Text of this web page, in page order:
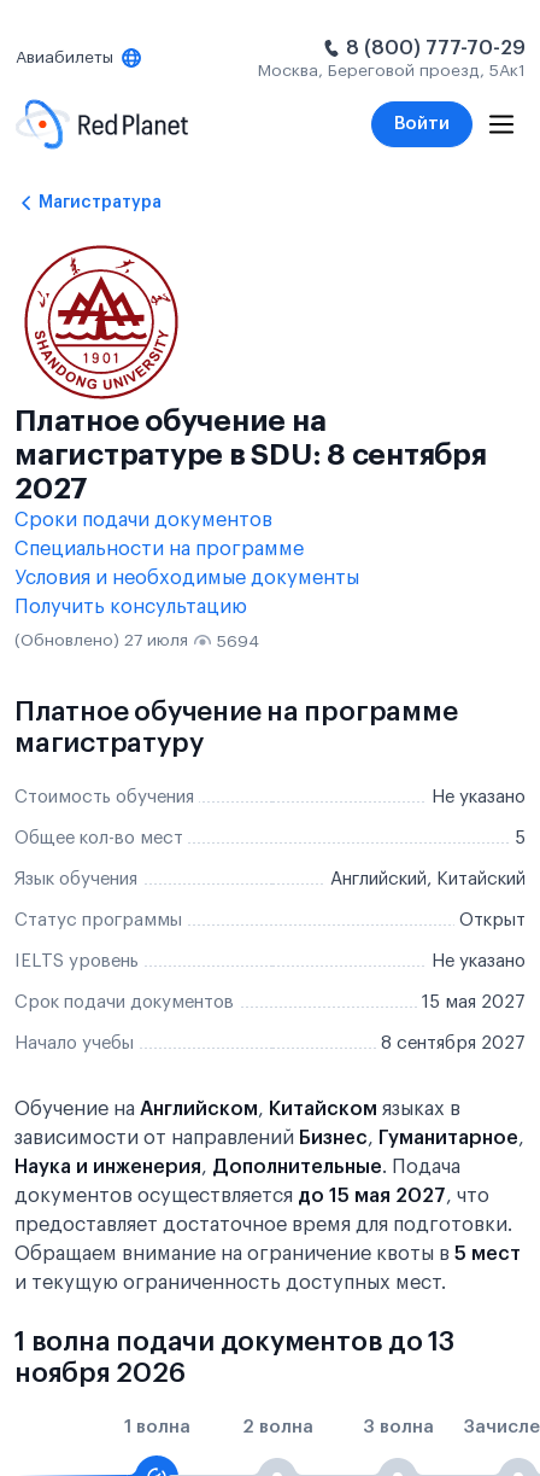
Авиабилеты 8 (800) 777-70-29
Москва, Береговой проезд, 5Ак1
Войти
Магистратура
Платное обучение на
магистратуре в SDU: 8 сентября
2027
Сроки подачи документов
Специальности на программе
Условия и необходимые документы
Получить консультацию
(Обновлено) 27 июля 5694
Платное обучение на программе
магистратуру
Стоимость обучения Не указано
Общее кол-во мест 5
Язык обучения Английский, Китайский
Статус программы Открыт
IELTS уровень Не указано
Срок подачи документов 15 мая 2027
Начало учебы 8 сентября 2027
Обучение на Английском, Китайском языках в
зависимости от направлений Бизнес, Гуманитарное,
Наука и инженерия, Дополнительные. Подача
документов осуществляется до 15 мая 2027, что
предоставляет достаточное время для подготовки.
Обращаем внимание на ограничение квоты в 5 мест
и текущую ограниченность доступных мест.
1 волна подачи документов до 13
ноября 2026
1 волна 2 волна 3 волна